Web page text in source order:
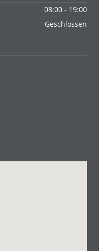
08:00 - 19:00
Geschlossen